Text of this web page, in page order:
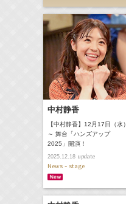
中村静香
【中村静香】12月17日（水）
～ 舞台「ハンズアップ
2025」開演！
2025.12.18update
News - stage